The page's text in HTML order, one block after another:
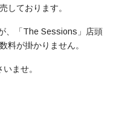
しております。
、「The Sessions」店頭
料が掛かりません。
ませ。